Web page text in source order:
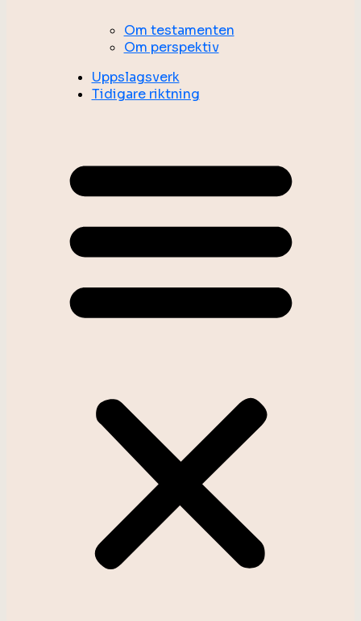
Om testamenten
Om perspektiv
Uppslagsverk
Tidigare riktning